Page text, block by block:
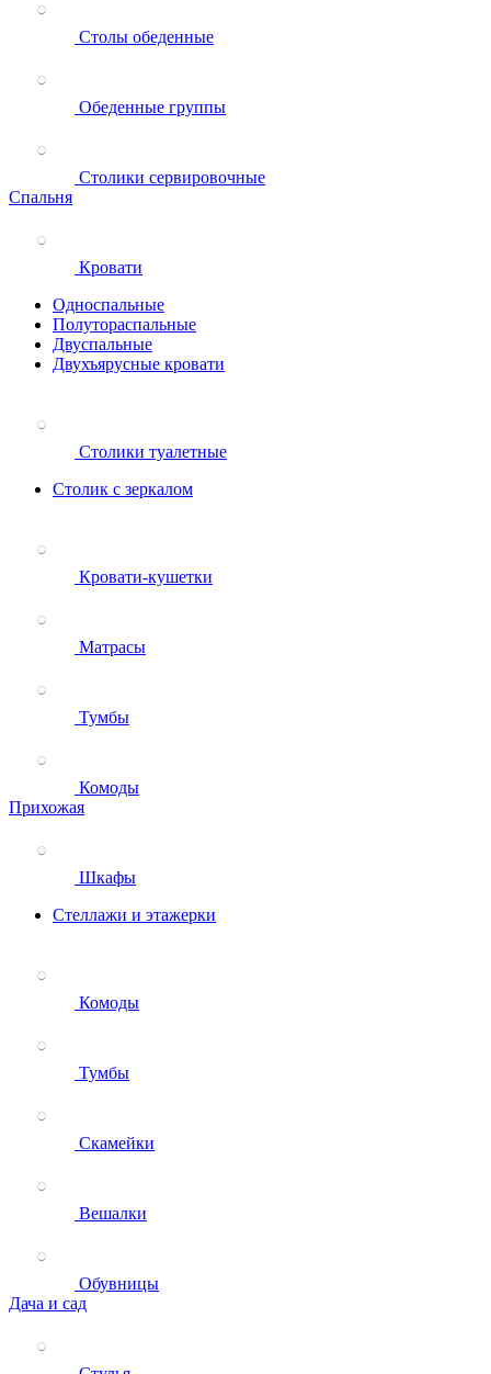
Столы обеденные
Обеденные группы
Столики сервировочные
Спальня
Кровати
Односпальные
Полутораспальные
Двуспальные
Двухъярусные кровати
Столики туалетные
Столик с зеркалом
Кровати-кушетки
Матрасы
Тумбы
Комоды
Прихожая
Шкафы
Стеллажи и этажерки
Комоды
Тумбы
Скамейки
Вешалки
Обувницы
Дача и сад